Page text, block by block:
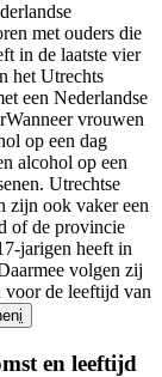
met ouders die
in de laatste vier
het Utrechts
een Nederlandse
Wanneer vrouwen
op een dag
alcohol op een
Utrechtse
zijn ook vaker een
of de provincie
jarigen heeft in
volgen zij
voor de leeftijd van
i
en leeftijd